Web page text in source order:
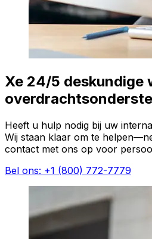
Xe 24/5 deskundige
Heeft u hulp nodig bij uw
Wij staan klaar om te
contact met ons op voor
Bel ons: +1 (800) 772-7779